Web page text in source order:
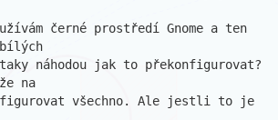
černé prostředí Gnome a ten
náhodou jak to překonfigurovat?
na
všechno. Ale jestli to je